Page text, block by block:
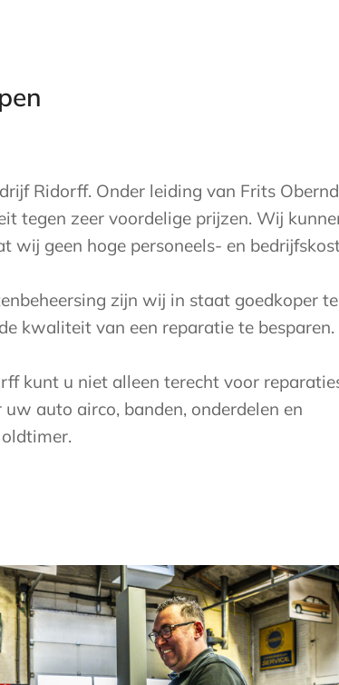
Ridorff. Onder leiding van Frits
tegen zeer voordelige prijzen. Wij
wij geen hoge personeels- en
zijn wij in staat goedkoper te
kwaliteit van een reparatie te besparen.
kunt u niet alleen terecht voor
auto airco, banden, onderdelen en